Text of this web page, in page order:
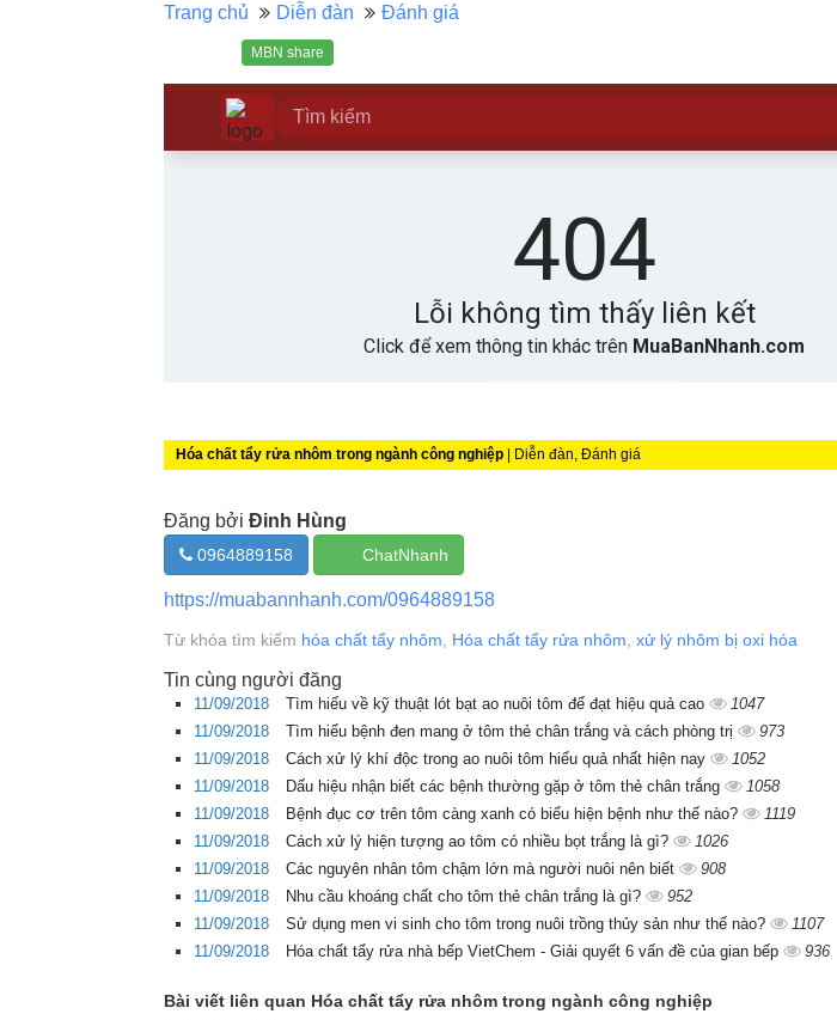
Trang chủ Diễn đàn Đánh giá
MBN share
Hóa chất tẩy rửa nhôm trong ngành công nghiệp | Diễn đàn, Đánh giá
Đăng bởi Đinh Hùng
0964889158 ChatNhanh
https://muabannhanh.com/0964889158
Từ khóa tìm kiếm hóa chất tẩy nhôm Hóa chất tẩy rửa nhôm xử lý nhôm bị oxi hóa
Tin cùng người đăng
11/09/2018 Tìm hiểu về kỹ thuật lót bạt ao nuôi tôm để đạt hiệu quả cao
1047
11/09/2018
Tìm hiểu bệnh đen mang ở tôm thẻ chân trắng và cách phòng trị
973
11/09/2018
Cách xử lý khí độc trong ao nuôi tôm hiểu quả nhất hiện nay
1052
11/09/2018
Dấu hiệu nhận biết các bệnh thường gặp ở tôm thẻ chân trắng
1058
11/09/2018
Bệnh đục cơ trên tôm càng xanh có biểu hiện bệnh như thế nào?
1119
11/09/2018
Cách xử lý hiện tượng ao tôm có nhiều bọt trắng là gì?
1026
11/09/2018
Các nguyên nhân tôm chậm lớn mà người nuôi nên biết
908
11/09/2018
Nhu cầu khoáng chất cho tôm thẻ chân trắng là gì?
952
11/09/2018
Sử dụng men vi sinh cho tôm trong nuôi trồng thủy sản như thế nào?
1107
11/09/2018
Hóa chất tẩy rửa nhà bếp VietChem - Giải quyết 6 vấn đề của gian bếp 936
Bài viết liên quan Hóa chất tẩy rửa nhôm trong ngành công nghiệp